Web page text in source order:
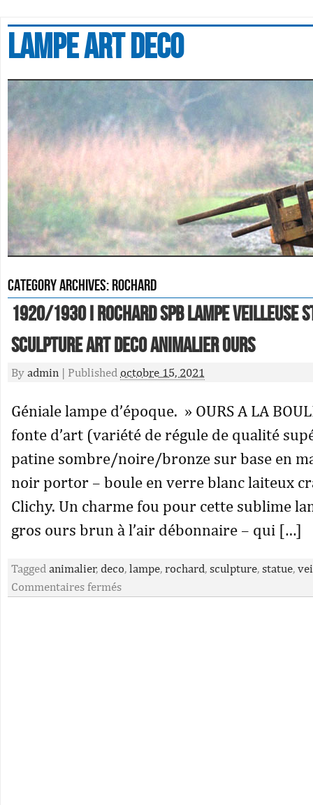
Lampe art deco
Category Archives:rochard
1920/1930 I Rochard Spb Lampe Veilleuse
Sculpture Art Deco Animalier Ours
By admin | Published octobre 15, 2021
Géniale lampe d’époque. » OURS A LA
fonte d’art (variété de régule de qualité
patine sombre/noire/bronze sur base en
noir portor – boule en verre blanc laiteux
Clichy. Un charme fou pour cette sublime
gros ours brun à l’air débonnaire – qui […]
Tagged animalier, deco, lampe, rochard, sculpture, statue,
Commentaires fermés